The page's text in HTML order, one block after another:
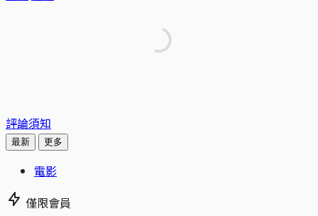
評論須知
最新 更多
電影
僅限會員